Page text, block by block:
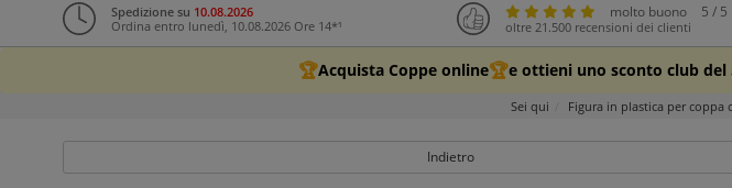
Spedizione su 10.08.2026
Ordina entro lunedì, 10.08.2026 Ore 14*¹
molto buono 5 / 5
oltre 21.500 recensioni dei clienti
🏆Acquista Coppe online🏆e ottieni uno sconto club del
Sei qui Figura in plastica per coppa
Indietro